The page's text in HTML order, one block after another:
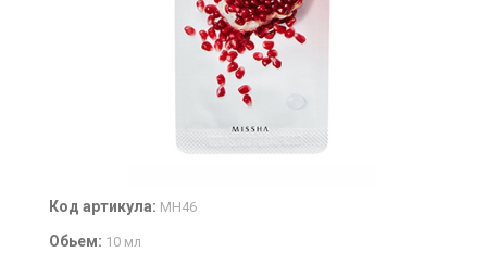
Код артикула: MH46
Обьем: 10 мл